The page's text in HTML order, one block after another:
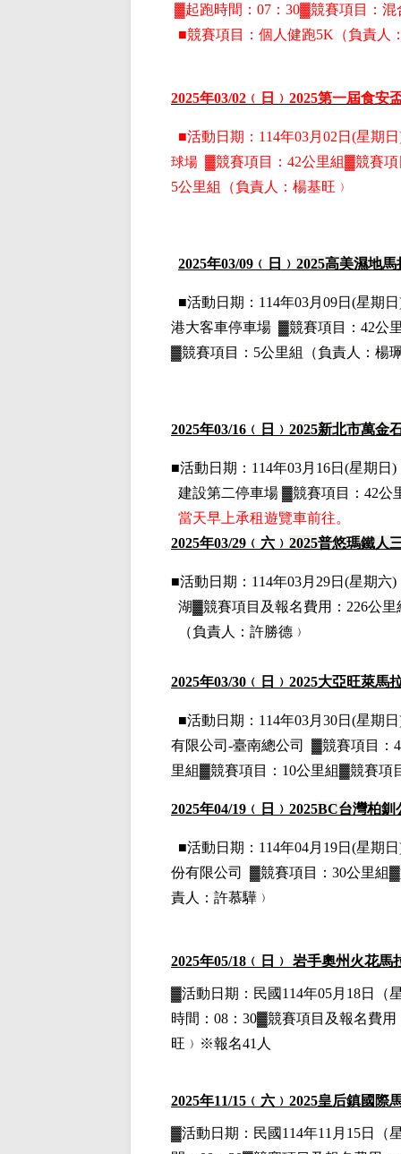
▓起跑時間：07：30▓競賽項目： 混
■競賽項目： 個人健跑5K （負責人
2025年03/02 ﹙日﹚2025第一屆食安
■活動日期：114年03月02日(星期
球場 ▓競賽項目：42公里組▓競賽
5公里組
（負責人：楊基旺﹚
2025年03/09 ﹙日﹚ 2025高美濕地馬
■活動日期：114年03月09日(星期
港大客車停車場 ▓競賽項目：42公
▓競賽項目：5公里組
（負責人：楊
2025年03/16 ﹙日﹚ 2025新北市萬金
■活動日期：114年03月16日(星期日
建設第二停車場 ▓競賽項目：42公
當天早上承租遊覽車前往。
2025年03/29 ﹙六﹚ 2025普悠瑪鐵人
■活動日期：114年03月29日(星期六
湖▓競賽項目 及報名費用 ：226公
（負責人：許勝德﹚
2025年03/30 ﹙日﹚2025大亞旺萊馬
■活動日期：114年03月30日(星期
有限公司-臺南總公司
▓競賽項目：
里組▓競賽項目：10公里組▓競賽項
2025年04/19 ﹙日﹚2025BC台灣柏釧
■活動日期：114年04月19日(星期
份有限公司
▓競賽項目：30公里組
責人： 許慕驊﹚
2025年05/18 ﹙日﹚ 岩手奧州火花馬
▓活動日期： 民國114年05月18日
（
時間：08：30▓競賽項目 及報名費用
旺﹚※報名41人
2025年11/15 ﹙六﹚ 2025皇后鎮國際
▓活動日期： 民國114年11月15日
（